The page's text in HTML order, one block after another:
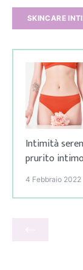
SKINCARE
Intimità
prurito
prurito
in momenti
di soffrire
tutte
4 Febbraio 2022